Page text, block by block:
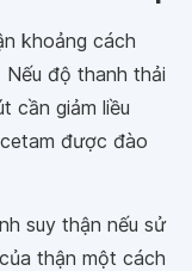
khoảng cách
Nếu độ thanh thải
cần giảm liều
được đào
suy thận nếu sử
thận một cách